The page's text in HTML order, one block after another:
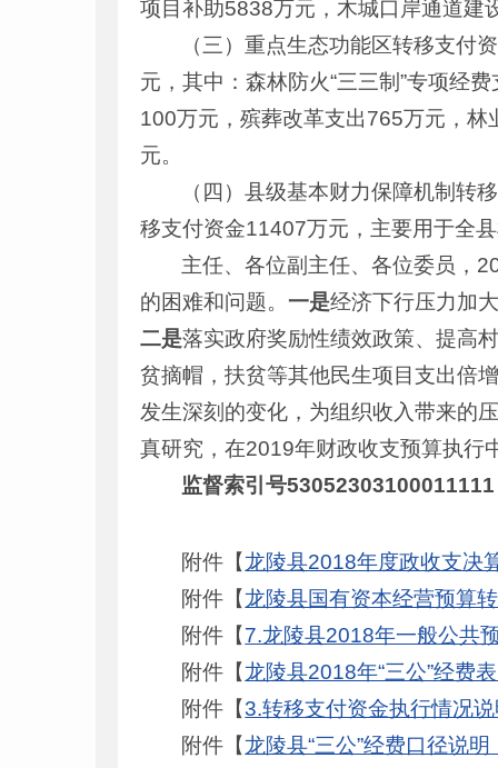
项目补助5838万元，木城口岸通道建
（三）重点生态功能区转移支付
元，其中：森林防火“三三制”专项经
100万元，殡葬改革支出765万元，
元。
（四）县级基本财力保障机制转
移支付资金11407万元，主要用于全
主任、各位副主任、各位委员，
的困难和问题。 一是经济下行压力加
二是落实政府奖励性绩效政策、提高
贫摘帽，扶贫等其他民生项目支出倍
发生深刻的变化，为组织收入带来的
真研究，在2019年财政收支预算执行
监督索引号53052303100011111
附件【龙陵县2018年度政收支决
附件【龙陵县国有资本经营预算
附件【7.龙陵县2018年一般公共
附件【龙陵县2018年“三公”经费
附件【3.转移支付资金执行情况
附件【龙陵县“三公”经费口径说